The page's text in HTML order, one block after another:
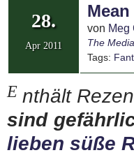
28.
Apr 2011
von Meg
The
Tags:
E nthält
sind
lieben süße